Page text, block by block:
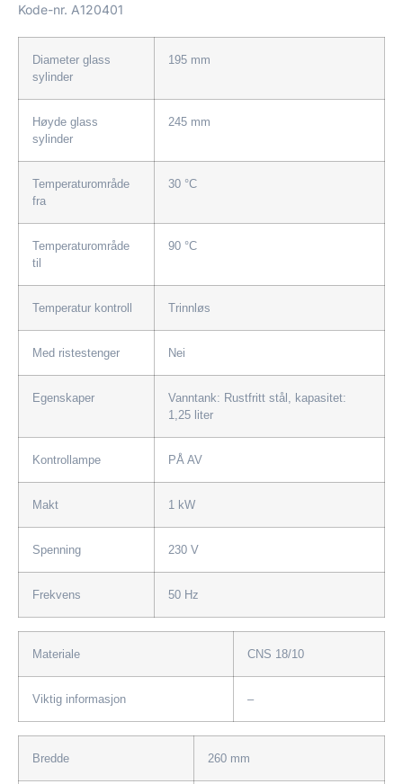
Kode-nr. A120401
Diameter glass
sylinder
195 mm
Høyde glass
sylinder
245 mm
Temperaturområde
fra
30 °C
Temperaturområde
til
90 °C
Temperatur kontroll Trinnløs
Med ristestenger Nei
Egenskaper
Vanntank: Rustfritt stål, kapasitet:
1,25 liter
Kontrollampe PÅ AV
Makt 1 kW
Spenning 230 V
Frekvens 50 Hz
Materiale CNS 18/10
Viktig informasjon –
Bredde 260 mm